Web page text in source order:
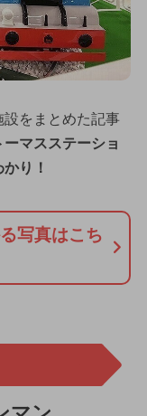
をまとめた記事
ーマスステーショ
り！
写真はこち